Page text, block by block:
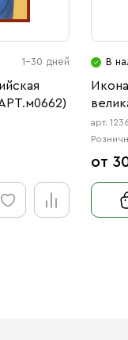
1-30 дней В
арт.
от